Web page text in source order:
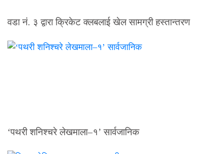
वडा नं. ३ द्वारा क्रिकेट क्लबलाई खेल सामग्री हस्तान्तरण
‘पथरी शनिश्चरे लेखमाला–१’ सार्वजानिक